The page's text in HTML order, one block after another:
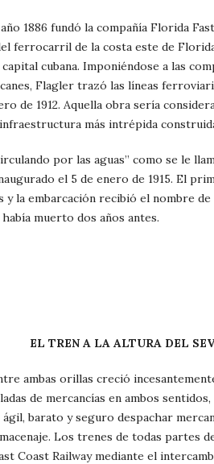
1886 fundó la compañía Florida
ferrocarril de la costa este de
cubana. Imponiéndose a las
Flagler trazó las líneas
de 1912. Aquella obra sería
más intrépida
por las aguas” como se le
el 5 de enero de 1915. El
la embarcación recibió el nombre
muerto dos años antes.
DEL SEVEN
ambas orillas creció
de mercancías en ambos
ágil, barato y seguro despachar
Los trenes de todas partes
Coast Railway mediante el